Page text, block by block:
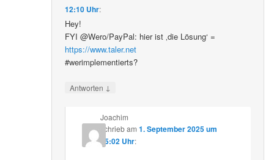
12:10 Uhr:
Hey!
FYI @Wero/PayPal: hier ist ‚die Lösung‘ =
https://www.taler.net
#werimplementierts?
Antworten ↓
Joachim
schriebam 1. September 2025 um
15:02 Uhr: